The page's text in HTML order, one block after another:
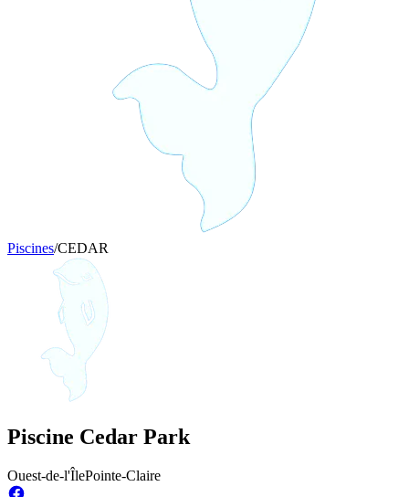
Piscines/CEDAR
Piscine Cedar Park
Ouest-de-l'ÎlePointe-Claire